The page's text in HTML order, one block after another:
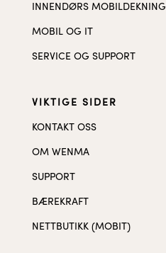
INNENDØRS MOBILDEKNING
MOBIL OG IT
SERVICE OG SUPPORT
VIKTIGE SIDER
KONTAKT OSS
OM WENMA
SUPPORT
BÆREKRAFT
NETTBUTIKK (MOBIT)